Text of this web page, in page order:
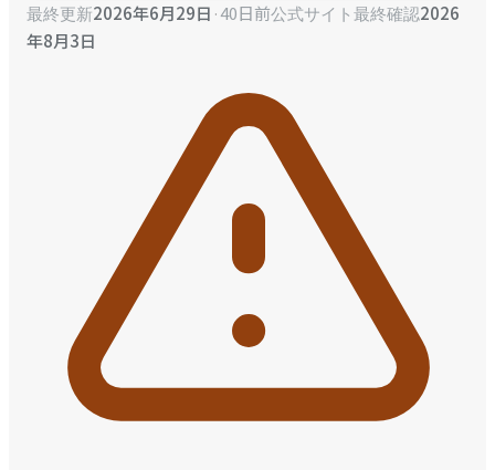
最終更新2026年6月29日 ·40日前公式サイト最終確認2026
年8月3日